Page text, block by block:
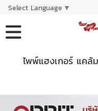
Select Language ▼
ไพพ์แฮงเกอร์ แค